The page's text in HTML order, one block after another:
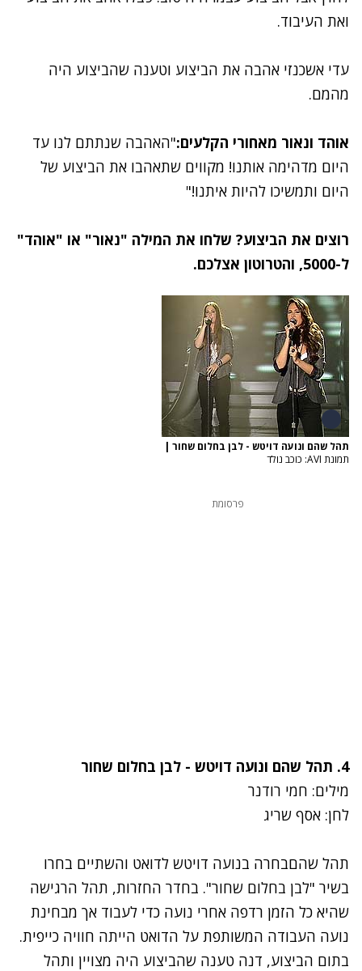
ואת העיבוד.
עדי אשכנזי אהבה את הביצוע וטענה שהביצוע היה
מהמם.
אוהד ונאור מאחורי הקלעים:"האהבה שנתתם לנו עד
היום מדהימה אותנו! מקווים שתאהבו את הביצוע של
היום ותמשיכו להיות איתנו!‬"
רוצים את הביצוע? שלחו את המילה "נאור" או "אוהד"
ל-5000, והטרוטון אצלכם.
תהל שהם ונועה דויטש - לבן בחלום שחור |
תמונת AVI: כוכב נולד
פרסומת
4. תהל שהם ונועה דויטש - לבן בחלום שחור
מילים: חמי רודנר
לחן: אסף שריג
תהל שהםבחרה בנועה דויטש לדואט והשתיים בחרו
בשיר "לבן בחלום שחור". בחדר החזרות, תהל הרגישה
שהיא כל הזמן רדפה אחרי נועה כדי לעבוד אך מבחינת
נועה העבודה המשותפת על הדואט הייתה חוויה כייפית.
בתום הביצוע, דנה טענה שהביצוע היה מצויין ותהל